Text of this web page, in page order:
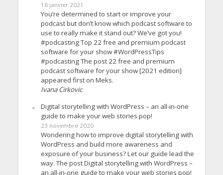
18 janvier 2021
You’re determined to start or improve your
podcast but don’t know which podcast software to
use to really make it stand out? We’ve got you!
#podcasting Top 22 free and premium podcast
software for your show #WordPressTips
#podcasting The post 22 free and premium
podcast software for your show [2021 edition]
appeared first on Meks.
Ivana Cirkovic
Digital storytelling with WordPress – an all-in-one
guide to make your web stories pop!
23 novembre 2020
Wondering how to improve digital storytelling with
WordPress and build more awareness and
exposure of your business? Let our guide lead the
way. The post Digital storytelling with WordPress –
an all-in-one guide to make your web stories pop!